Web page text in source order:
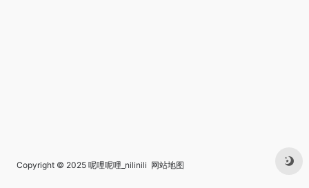
Copyright © 2025 呢哩呢哩_nilinili 网站地图